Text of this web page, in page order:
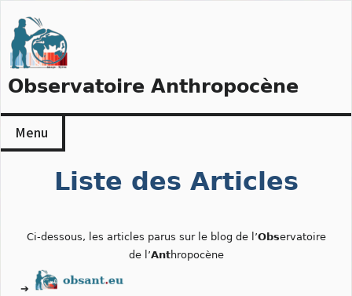
to
content
Observatoire Anthropocène
Menu
Liste des Articles
Ci-dessous, les articles parus sur le blog de l’Observatoire
de l’Anthropocène
➔